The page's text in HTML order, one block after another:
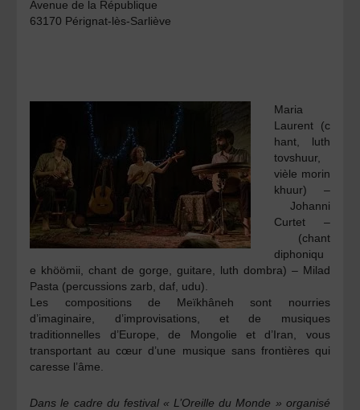
Avenue de la République
63170 Pérignat-lès-Sarliève
Maria
Laurent (c
hant, luth
tovshuur,
vièle morin
khuur) –
Johanni
Curtet –
(chant
diphoniqu
e khöömii, chant de gorge, guitare, luth dombra) – Milad
Pasta (percussions zarb, daf, udu).
Les compositions de Meïkhâneh sont nourries
d’imaginaire, d’improvisations, et de musiques
traditionnelles d’Europe, de Mongolie et d’Iran, vous
transportant au cœur d’une musique sans frontières qui
caresse l’âme.
Dans le cadre du festival « L’Oreille du Monde » organisé